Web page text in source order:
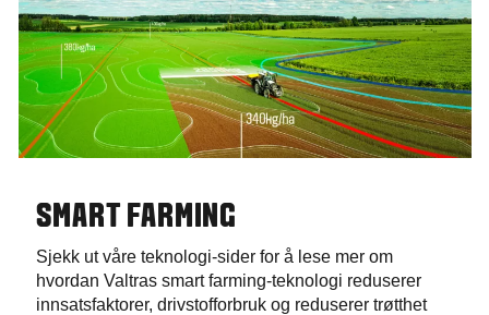
SMART FARMING
Sjekk ut våre teknologi-sider for å lese mer om
hvordan Valtras smart farming-teknologi reduserer
innsatsfaktorer, drivstofforbruk og reduserer trøtthet